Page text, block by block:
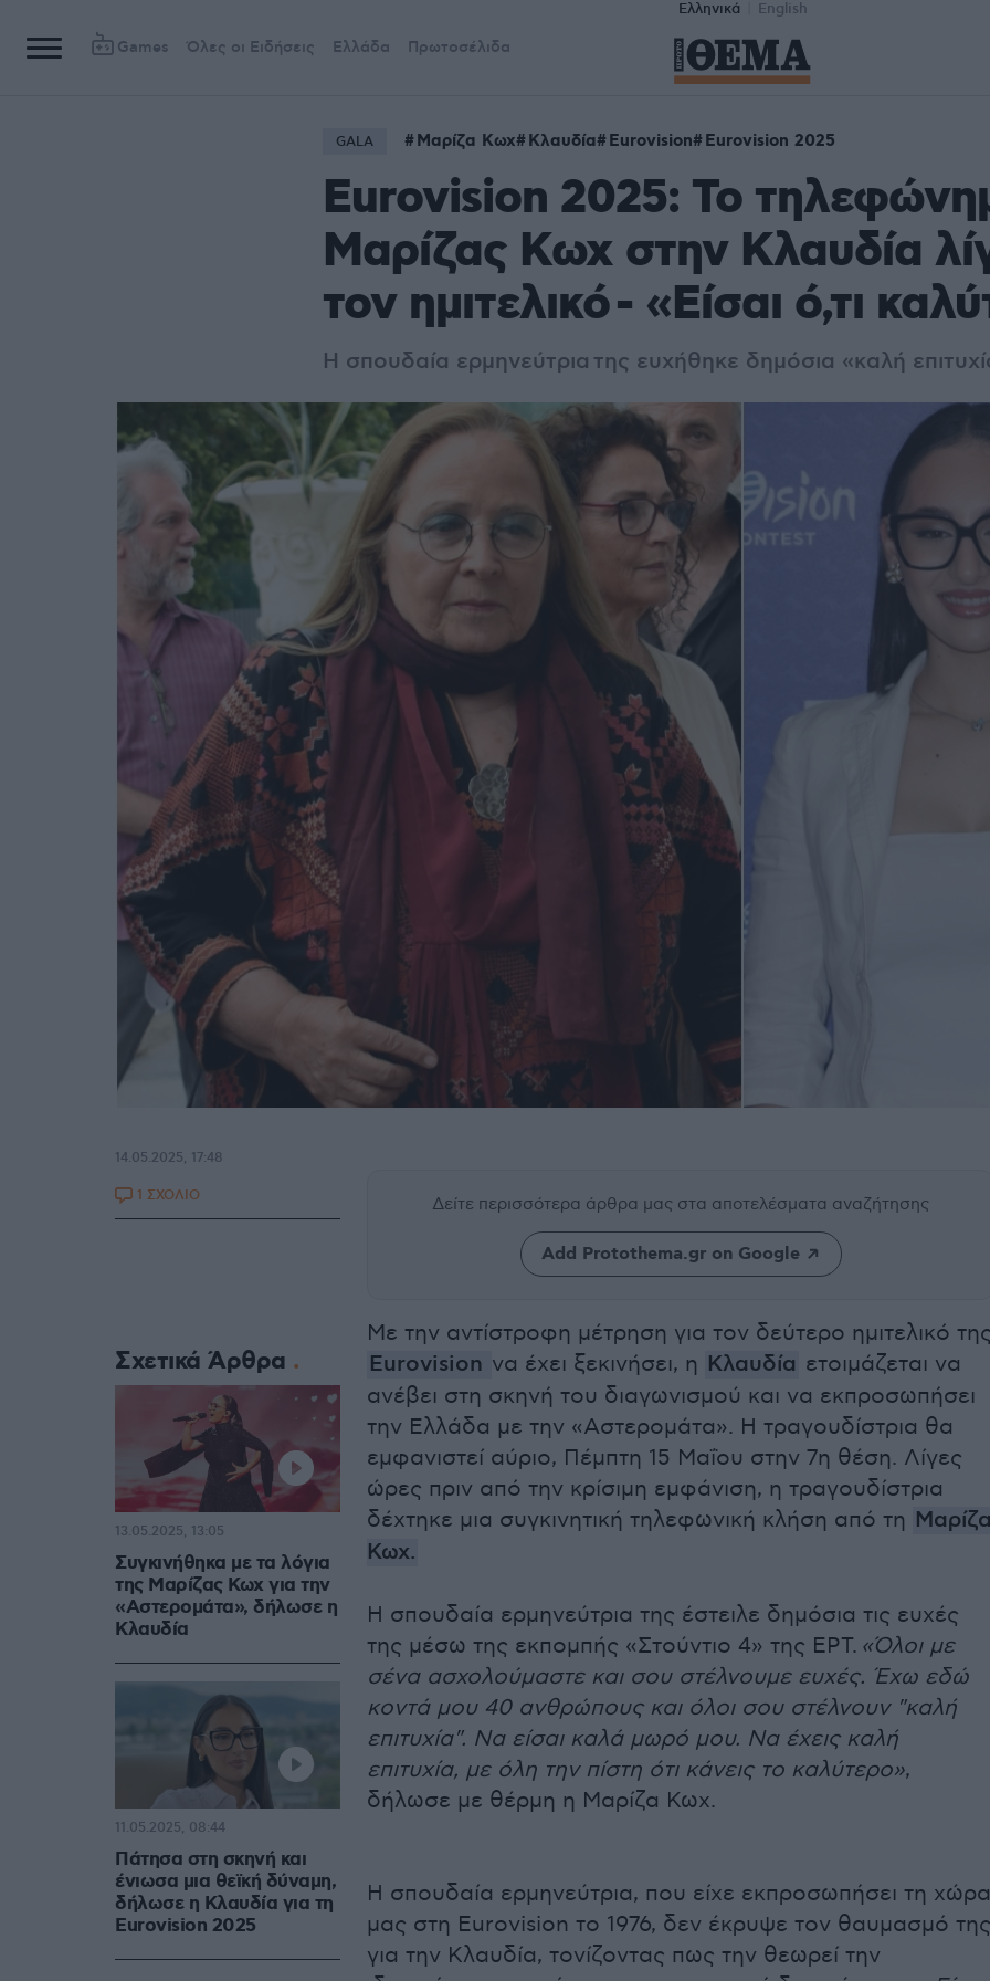
Ελληνικά English
Games Όλες οι Ειδήσεις Ελλάδα Πρωτοσέλιδα
GALA Μαρίζα Κωχ Κλαυδία Eurovision Eurovision 2025
Eurovision 2025: Το
Μαρίζας Κωχ στην Κλαυδία
τον ημιτελικό - «Είσαι ό,τι
Η σπουδαία ερμηνεύτρια της ευχήθηκε δημόσια «καλή
Δείτε περισσότερα άρθρα μας στα αποτελέσματα αναζήτησης
Add Protothema.gr on Google
Με την αντίστροφη μέτρηση για τον δεύτερο ημιτελικό
Eurovision να έχει ξεκινήσει, η Κλαυδία ετοιμάζεται να
ανέβει στη σκηνή του διαγωνισμού και να εκπροσωπήσει
την Ελλάδα με την «Αστερομάτα». Η τραγουδίστρια θα
εμφανιστεί αύριο, Πέμπτη 15 Μαΐου στην 7η θέση. Λίγες
ώρες πριν από την κρίσιμη εμφάνιση, η τραγουδίστρια
δέχτηκε μια συγκινητική τηλεφωνική κλήση από τη
Κωχ.
Η σπουδαία ερμηνεύτρια της έστειλε δημόσια τις ευχές
της μέσω της εκπομπής «Στούντιο 4» της ΕΡΤ. «Όλοι με
σένα ασχολούμαστε και σου στέλνουμε ευχές. Έχω εδώ
κοντά μου 40 ανθρώπους και όλοι σου στέλνουν "καλή
επιτυχία". Να είσαι καλά μωρό μου. Να έχεις καλή
επιτυχία, με όλη την πίστη ότι κάνεις το καλύτερο»,
δήλωσε με θέρμη η Μαρίζα Κωχ.
Η σπουδαία ερμηνεύτρια, που είχε εκπροσωπήσει τη χώρα
μας στη Eurovision το 1976, δεν έκρυψε τον θαυμασμό της
για την Κλαυδία, τονίζοντας πως την θεωρεί την
14.05.2025, 17:48
1 ΣΧΟΛΙΟ
Σχετικά Άρθρα
Συγκινήθηκα με τα λόγια
της Μαρίζας Κωχ για την
«Αστερομάτα», δήλωσε η
Κλαυδία
13.05.2025, 13:05
Πάτησα στη σκηνή και
ένιωσα μια θεϊκή δύναμη,
δήλωσε η Κλαυδία για τη
Eurovision 2025
11.05.2025, 08:44